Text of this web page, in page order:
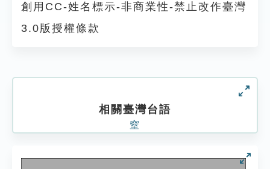
創用CC-姓名標示-非商業性-禁止改作臺灣
3.0版授權條款
相關臺灣台語
窒